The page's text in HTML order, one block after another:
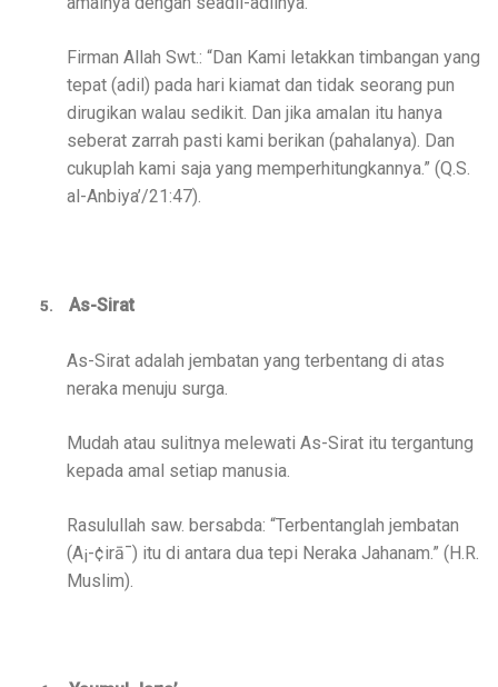
Firman Allah Swt.: “Dan Kami letakkan timbangan yang
tepat (adil) pada hari kiamat dan tidak seorang pun
dirugikan walau sedikit. Dan jika amalan itu hanya
seberat zarrah pasti kami berikan (pahalanya). Dan
cukuplah kami saja yang memperhitungkannya.” (Q.S.
al-Anbiya’/21:47).
5. As-Sirat
As-Sirat adalah jembatan yang terbentang di atas
neraka menuju surga.
Mudah atau sulitnya melewati As-Sirat itu tergantung
kepada amal setiap manusia.
Rasulullah saw. bersabda: “Terbentanglah jembatan
(A¡-¢irā¯) itu di antara dua tepi Neraka Jahanam.” (H.R.
Muslim).